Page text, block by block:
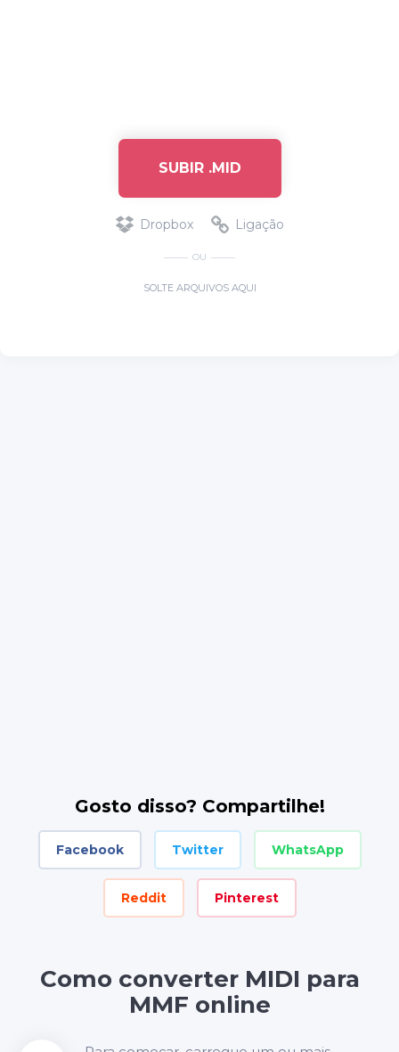
SUBIR .MID
Dropbox Ligação
OU
SOLTE ARQUIVOS AQUI
Gosto disso? Compartilhe!
Facebook Twitter WhatsApp
Reddit Pinterest
Como converter MIDI para
MMF online